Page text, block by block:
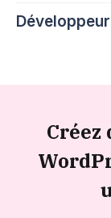
Développeur
Créez